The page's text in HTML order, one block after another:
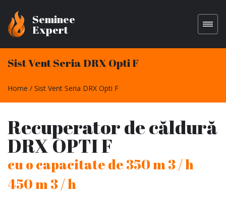
Seminee
Expert
Sist Vent Seria DRX Opti F
Home Sist Vent Seria DRX Opti F
Recuperator de căldură
DRX OPTI F
cu o capacitate de 350 m 3 / h
450 m 3 / h